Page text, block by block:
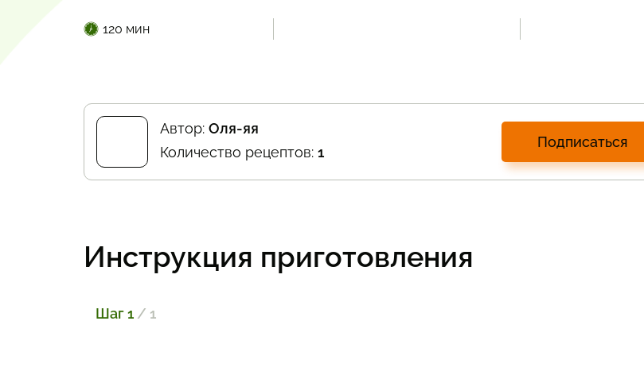
120 мин
Автор: Оля-яя
Количество рецептов: 1
Подписаться
Инструкция приготовления
Шаг 1 / 1